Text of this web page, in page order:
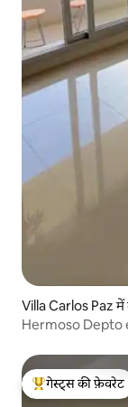
Villa Carlos Paz में
Hermoso Depto
गेस्ट्स का टॉप
गेस्ट्स की फ़ेवरेट